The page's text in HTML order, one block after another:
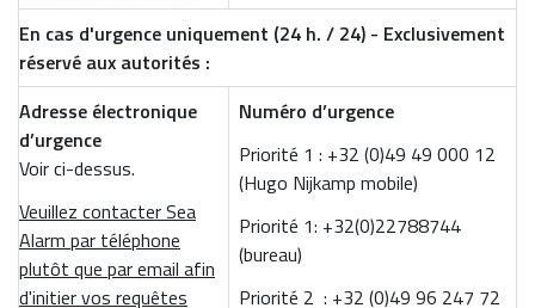
En cas d'urgence uniquement (24 h. / 24) - Exclusivement
réservé aux autorités :
Adresse électronique
d’urgence
Voir ci-dessus.
Veuillez contacter Sea
Alarm par téléphone
plutôt que par email afin
d'initier vos requêtes
Numéro d’urgence
Priorité 1 : +32 (0)49 49 000 12
(Hugo Nijkamp mobile)
Priorité 1: +32(0)22788744
(bureau)
Priorité 2 : +32 (0)49 96 247 72